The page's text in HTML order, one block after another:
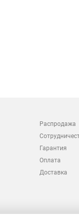
Распродажа
Гарантия
Оплата
Доставка